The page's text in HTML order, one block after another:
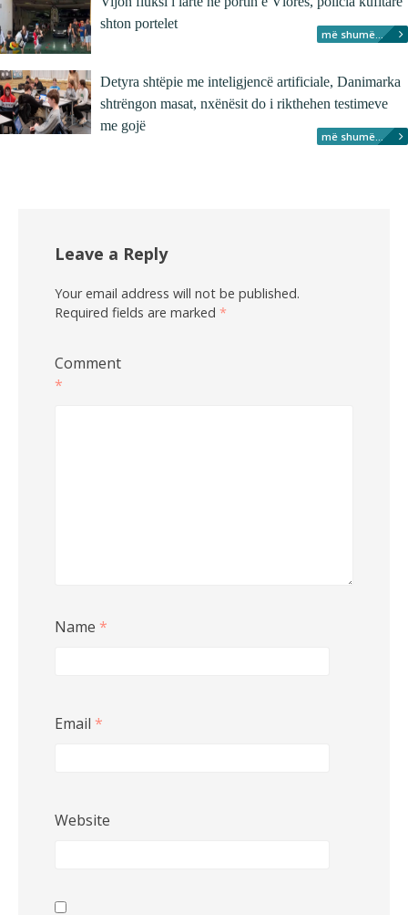
shton portelet
më shumë...
Detyra shtëpie me inteligjencë artificiale, Danimarka
shtrëngon masat, nxënësit do i rikthehen testimeve
me gojë
më shumë...
Leave a Reply
Your email address will not be published.
Required fields are marked *
Comment
*
Name *
Email *
Website